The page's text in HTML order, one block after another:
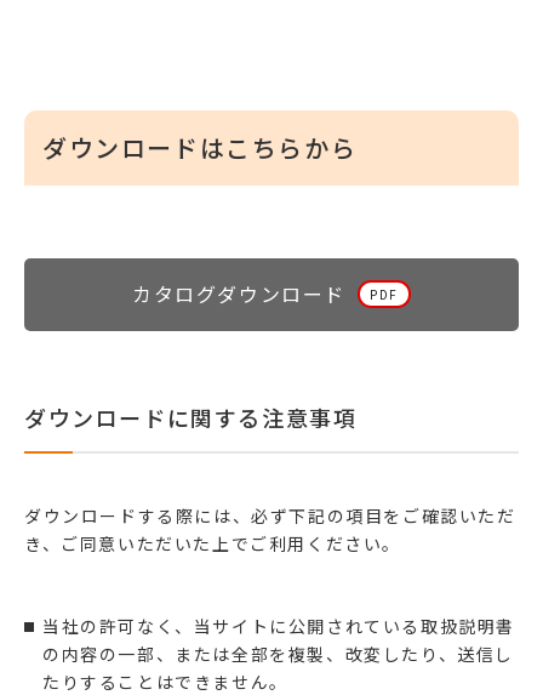
ダウンロードはこちらから
カタログダウンロード
ダウンロードに関する注意事項
ダウンロードする際には、必ず下記の項目をご確認いただ
き、ご同意いただいた上でご利用ください。
当社の許可なく、当サイトに公開されている取扱説明書
の内容の一部、または全部を複製、改変したり、送信し
たりすることはできません。